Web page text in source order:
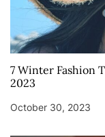
7 Winter Fashion
2023
October 30, 2023